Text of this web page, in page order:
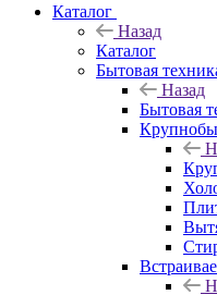
Каталог
Назад
Каталог
Бытовая
Назад
Бытовая